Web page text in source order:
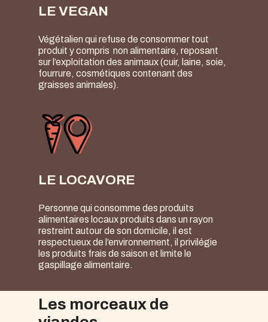
LE VEGAN
Végétalien qui refuse de consommer tout
produit y compris non alimentaire, reposant
sur l’exploitation des animaux (cuir, laine, soie,
fourrure, cosmétiques contenant des
graisses animales).
LE LOCAVORE
Personne qui consomme des produits
alimentaires locaux produits dans un rayon
restreint autour de son domicile, il est
respectueux de l’environnement, il privilégie
les produits frais de saison et limite le
gaspillage alimentaire.
Les morceaux de